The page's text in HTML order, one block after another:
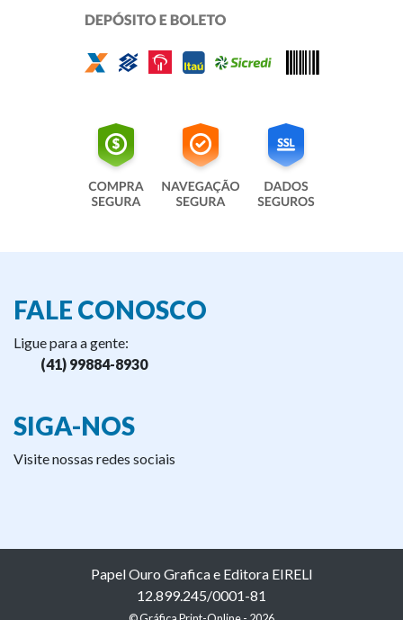
FALE CONOSCO
Ligue para a gente:
(41) 99884-8930
SIGA-NOS
Visite nossas redes sociais
Papel Ouro Grafica e Editora EIRELI
12.899.245/0001-81